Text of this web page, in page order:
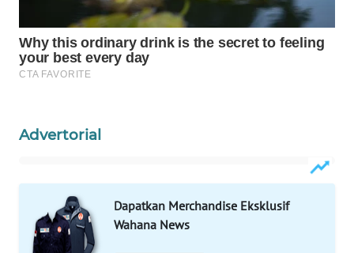
Advertorial
Dapatkan Merchandise Eksklusif
Wahana News
MASYARAKAT
KELISTRIKAN
MAWAKA
MARTABAT
NET